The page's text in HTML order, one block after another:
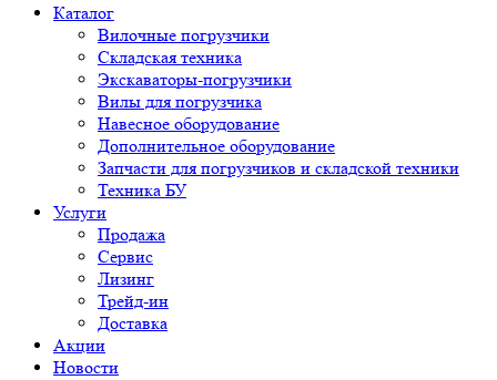
Каталог
Вилочные погрузчики
Складская техника
Экскаваторы-погрузчики
Вилы для погрузчика
Навесное оборудование
Дополнительное оборудование
Запчасти для погрузчиков и складской техники
Техника БУ
Услуги
Продажа
Сервис
Лизинг
Трейд-ин
Доставка
Акции
Новости